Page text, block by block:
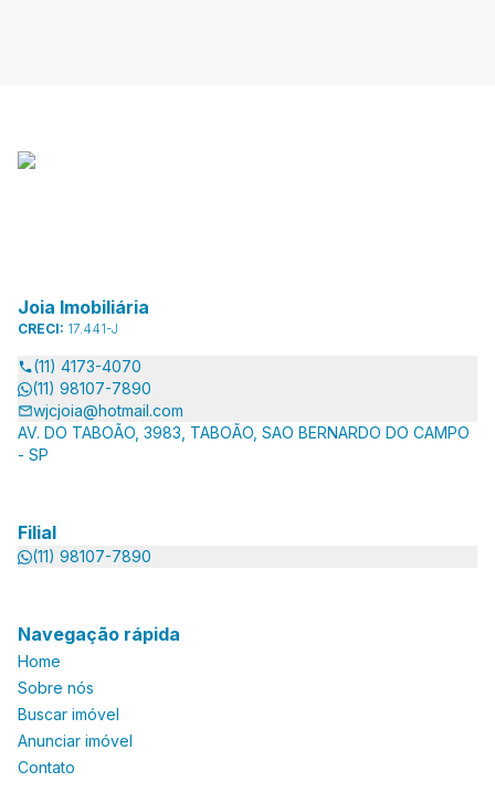
Joia Imobiliária
CRECI: 17.441-J
(11) 4173-4070
(11) 98107-7890
wjcjoia@hotmail.com
AV. DO TABOÃO, 3983, TABOÃO, SAO BERNARDO DO CAMPO
- SP
Filial
(11) 98107-7890
Navegação rápida
Home
Sobre nós
Buscar imóvel
Anunciar imóvel
Contato